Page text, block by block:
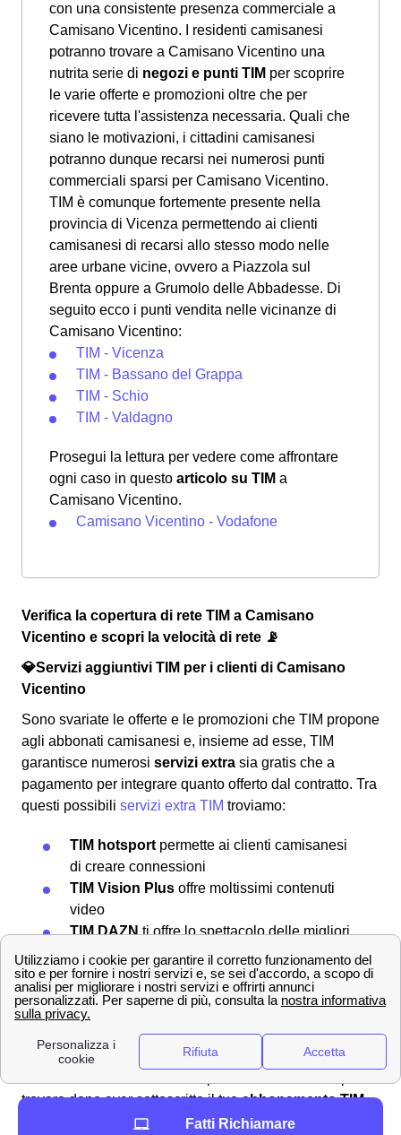
con una consistente presenza commerciale a
Camisano Vicentino. I residenti camisanesi
potranno trovare a Camisano Vicentino una
nutrita serie di negozi e punti TIM per scoprire
le varie offerte e promozioni oltre che per
ricevere tutta l'assistenza necessaria. Quali che
siano le motivazioni, i cittadini camisanesi
potranno dunque recarsi nei numerosi punti
commerciali sparsi per Camisano Vicentino.
TIM è comunque fortemente presente nella
provincia di Vicenza permettendo ai clienti
camisanesi di recarsi allo stesso modo nelle
aree urbane vicine, ovvero a Piazzola sul
Brenta oppure a Grumolo delle Abbadesse. Di
seguito ecco i punti vendita nelle vicinanze di
Camisano Vicentino:
TIM - Vicenza
TIM - Bassano del Grappa
TIM - Schio
TIM - Valdagno
Prosegui la lettura per vedere come affrontare
ogni caso in questo articolo su TIM a
Camisano Vicentino.
Camisano Vicentino - Vodafone
Verifica la copertura di rete TIM a Camisano
Vicentino e scopri la velocità di rete 📡
💎Servizi aggiuntivi TIM per i clienti di Camisano
Vicentino
Sono svariate le offerte e le promozioni che TIM propone
agli abbonati camisanesi e, insieme ad esse, TIM
garantisce numerosi servizi extra sia gratis che a
pagamento per integrare quanto offerto dal contratto. Tra
questi possibili servizi extra TIM troviamo:
TIM hotsport permette ai clienti camisanesi
di creare connessioni
TIM Vision Plus offre moltissimi contenuti
video
TIM DAZNti offre lo spettacolo delle migliori
partite per i tifosi camisanesi
TIM Gamesha oltre 100 giochi disponibili a
5m2 al mese
TIM Music
preferita
trovare dopo aver sottoscritto il tuoabbonamento TIM
tramite l'app apposito.
Fatti Richiamare